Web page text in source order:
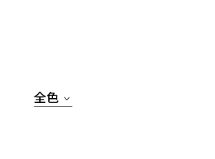
全色